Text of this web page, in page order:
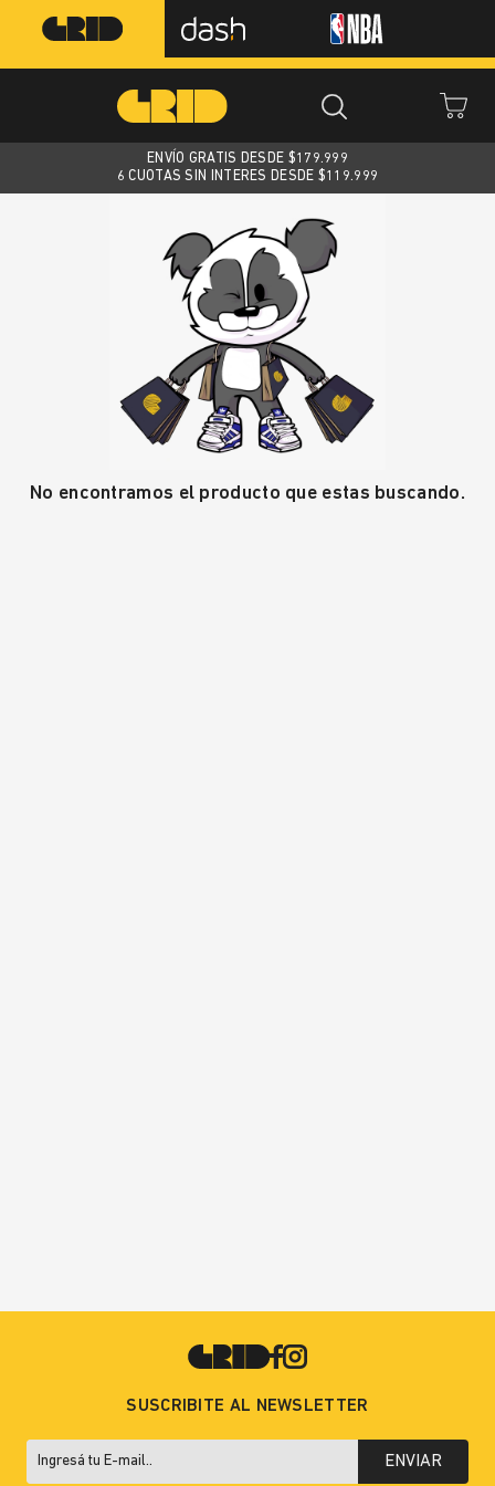
ENVÍO GRATIS DESDE $179.999
6 CUOTAS SIN INTERES DESDE $119.999
No encontramos el producto que estas buscando.
SUSCRIBITE AL NEWSLETTER
ENVIAR